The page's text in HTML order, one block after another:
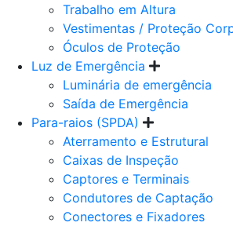
Trabalho em Altura
Vestimentas / Proteção
Óculos de Proteção
Luz de Emergência
Luminária de emergência
Saída de Emergência
Para-raios (SPDA)
Aterramento e Estrutural
Caixas de Inspeção
Captores e Terminais
Condutores de Captação
Conectores e Fixadores